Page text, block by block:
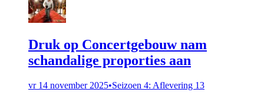
Druk op Concertgebouw nam
schandalige proporties aan
vr 14 november 2025•Seizoen 4: Aflevering 13